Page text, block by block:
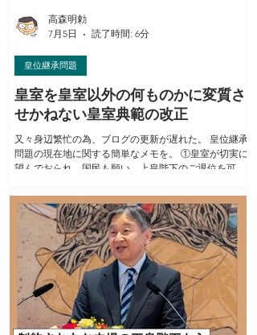
醸」を差し入れ。...
皇室を皇室以外の何ものかに変質さ
せかねない皇室典範の改正
又々身辺繁忙の為、ブログの更新が遅れた。 皇位継承
問題の現在地に関する簡単なメモを。 ①皇室が切実に
望んでおられ、国民も願い、上皇陛下のご退位を可能
とはできない”最優先課題として掲げられていた、憲法
上の要請でもある「安定的な皇位継承」について、政
府·国会は今も全く手つかずのまま、更に先延ばし
（！）しようとしている。 ②その本来の課題を敢えて
迂回して、皇族数減少への“目先だけ”の対策に逃げ込
もうとしている為に、あらゆる面で無理で異常で本末
転倒な制度案しか出てこない状況に陥っている。 ③具
体的に皇室典範の改正案を見ると、政府有識者会議の
報告書の提案通り、未婚の女性皇族がご結婚後も皇族
の身分を保持される一方で、配偶者やお子さまは「国
皇位継承問題
高森明勅
7月5日
読了時間: 6分